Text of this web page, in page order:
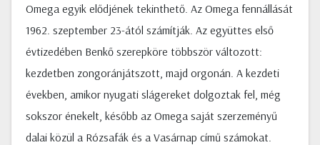
Omega egyik elődjének tekinthető. Az Omega fennállását
1962. szeptember 23-ától számítják. Az együttes első
évtizedében Benkő szerepköre többször változott:
kezdetben zongoránjátszott, majd orgonán. A kezdeti
években, amikor nyugati slágereket dolgoztak fel, még
sokszor énekelt, később az Omega saját szerzeményű
dalai közül a Rózsafák és a Vasárnap című számokat.